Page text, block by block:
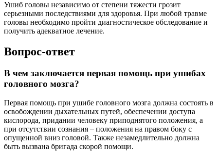
Ушиб головы независимо от степени тяжести грозит
серьезными последствиями для здоровья. При любой травме
головы необходимо пройти диагностическое обследование и
получить адекватное лечение.
Вопрос-ответ
В чем заключается первая помощь при ушибах
головного мозга?
Первая помощь при ушибе головного мозга должна состоять в
освобождении дыхательных путей, обеспечении доступа
кислорода, придании человеку приподнятого положения, а
при отсутствии сознания – положения на правом боку с
опущенной вниз головой. Также незамедлительно должна
быть вызвана бригада скорой помощи.